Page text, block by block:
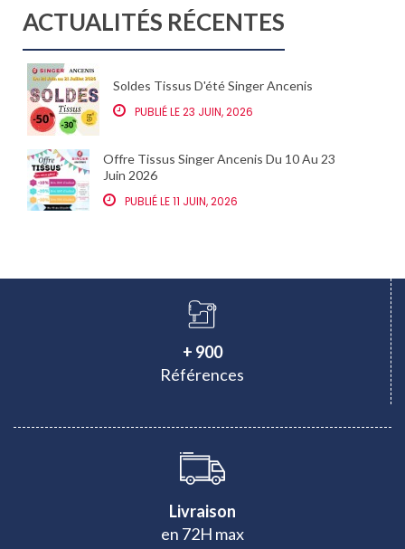
ACTUALITÉS RÉCENTES
Soldes Tissus D'été Singer Ancenis
PUBLIÉ LE 23 JUIN, 2026
Offre Tissus Singer Ancenis Du 10 Au 23
Juin 2026
PUBLIÉ LE 11 JUIN, 2026
+ 900
Références
Livraison
en 72H max